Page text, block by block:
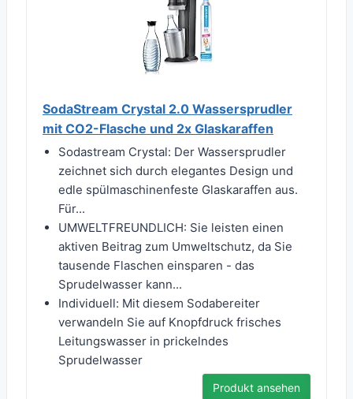
SodaStream Crystal 2.0 Wassersprudler
mit CO2-Flasche und 2x Glaskaraffen
Sodastream Crystal: Der Wassersprudler
zeichnet sich durch elegantes Design und
edle spülmaschinenfeste Glaskaraffen aus.
Für...
UMWELTFREUNDLICH: Sie leisten einen
aktiven Beitrag zum Umweltschutz, da Sie
tausende Flaschen einsparen - das
Sprudelwasser kann...
Individuell: Mit diesem Sodabereiter
verwandeln Sie auf Knopfdruck frisches
Leitungswasser in prickelndes
Sprudelwasser
Produkt ansehen